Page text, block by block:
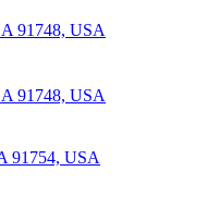
91748, USA
91748, USA
91754, USA